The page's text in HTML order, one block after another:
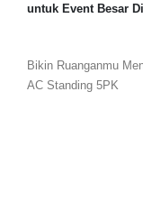
untuk Event Besar
Bikin Ruanganmu
AC Standing 5PK